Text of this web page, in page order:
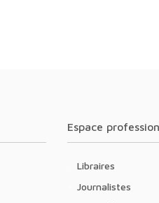
Espace
Libraires
Journalistes